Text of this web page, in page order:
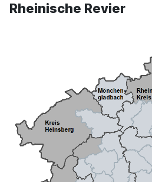
Rheinische Revier